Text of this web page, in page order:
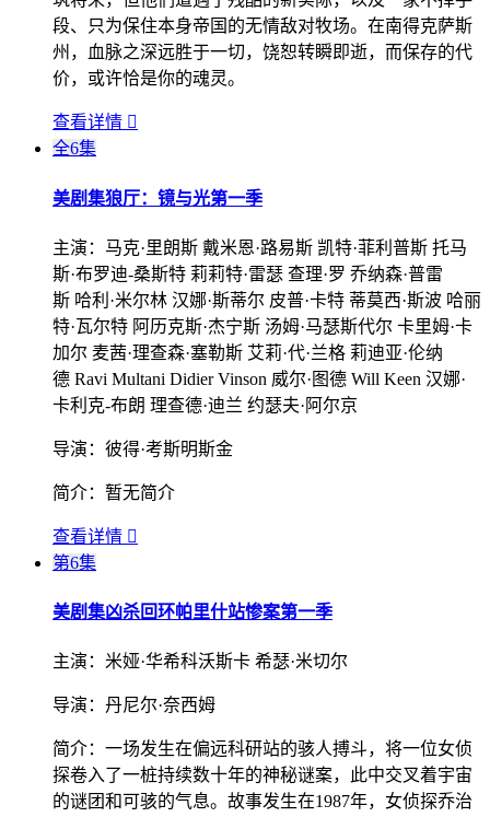
段、只为保住本身帝国的无情敌对牧场。在南得克萨斯
州，血脉之深远胜于一切，饶恕转瞬即逝，而保存的代
价，或许恰是你的魂灵。
查看详情 
全6集
美剧集狼厅：镜与光第一季
主演： 马克·里朗斯 戴米恩·路易斯 凯特·菲利普斯 托马
斯·布罗迪-桑斯特 莉莉特·雷瑟 查理·罗 乔纳森·普雷
斯 哈利·米尔林 汉娜·斯蒂尔 皮普·卡特 蒂莫西·斯波 哈丽
特·瓦尔特 阿历克斯·杰宁斯 汤姆·马瑟斯代尔 卡里姆·卡
加尔 麦茜·理查森·塞勒斯 艾莉·代·兰格 莉迪亚·伦纳
德 Ravi Multani Didier Vinson 威尔·图德 Will Keen 汉娜·
卡利克-布朗 理查德·迪兰 约瑟夫·阿尔京
导演： 彼得·考斯明斯金
简介： 暂无简介
查看详情 
第6集
美剧集凶杀回环帕里什站惨案第一季
主演： 米娅·华希科沃斯卡 希瑟·米切尔
导演： 丹尼尔·奈西姆
简介： 一场发生在偏远科研站的骇人搏斗，将一位女侦
探卷入了一桩持续数十年的神秘谜案，此中交叉着宇宙
的谜团和可骇的气息。故事发生在1987年，女侦探乔治